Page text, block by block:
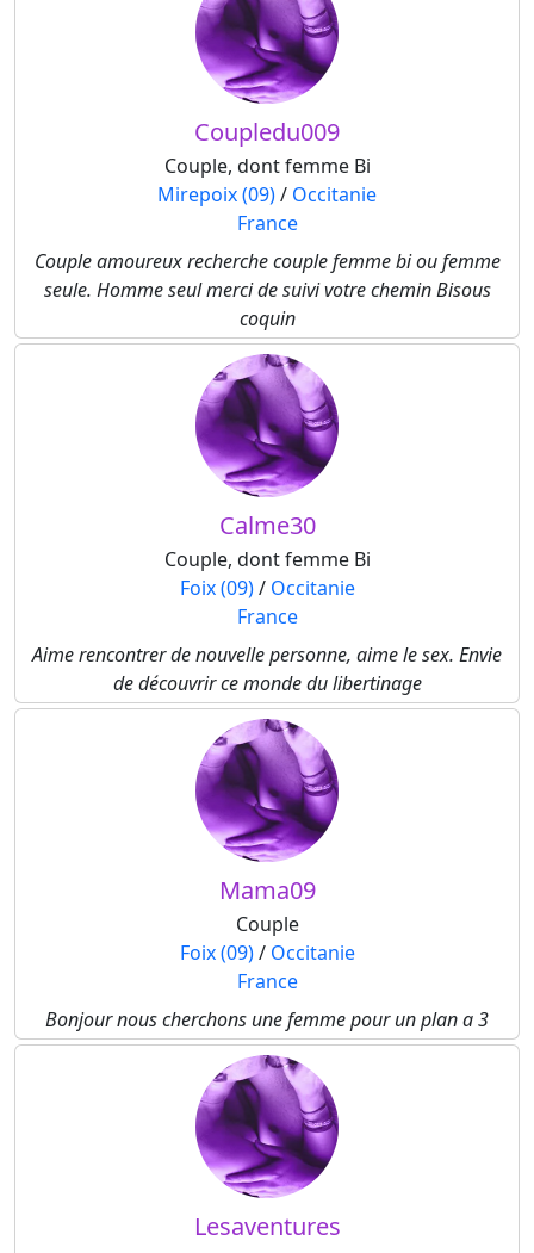
Coupledu009
Couple, dont femme Bi
Mirepoix (09)/ Occitanie
France
Couple amoureux recherche couple femme bi ou femme
seule. Homme seul merci de suivi votre chemin Bisous
coquin
Calme30
Couple, dont femme Bi
Foix (09)/ Occitanie
France
Aime rencontrer de nouvelle personne, aime le sex. Envie
de découvrir ce monde du libertinage
Mama09
Couple
Foix (09)/ Occitanie
France
Bonjour nous cherchons une femme pour un plan a 3
Lesaventures